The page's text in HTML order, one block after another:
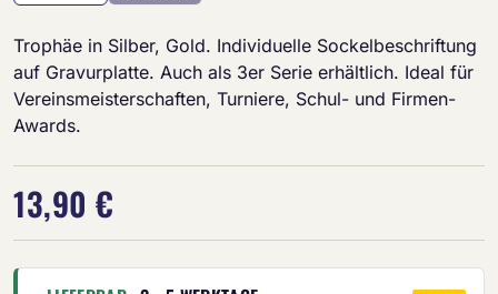
Trophäe in Silber, Gold. Individuelle Sockelbeschriftung
auf Gravurplatte. Auch als 3er Serie erhältlich. Ideal für
Vereinsmeisterschaften, Turniere, Schul- und Firmen-
Awards.
13,90 €